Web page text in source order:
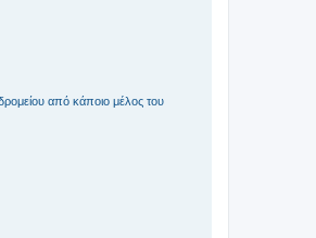
από κάποιο μέλος του